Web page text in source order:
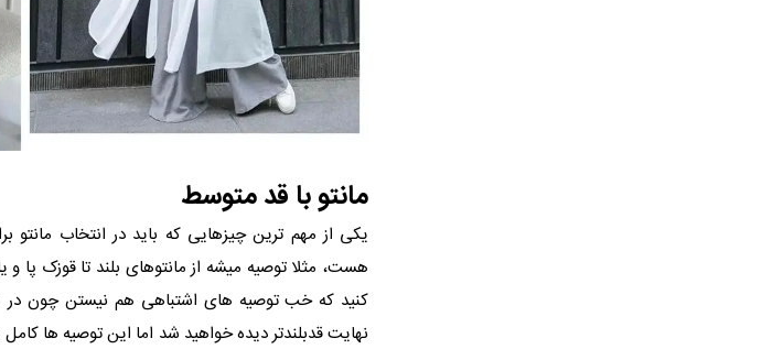
مانتو با قد متوسط
یکی از مهم ترین چیزهایی که باید در انتخاب مانتو
هست، مثلا توصیه میشه از مانتوهای بلند تا قوزک پا و
کنید که خب توصیه های اشتباهی هم نیستن چون در
نهایت قدبلندتر دیده خواهید شد اما این توصیه ها